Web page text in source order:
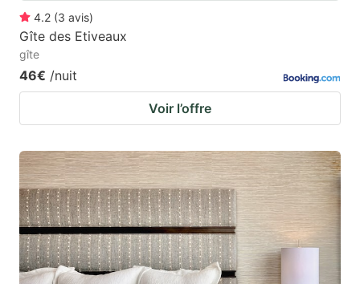
4.2 (3 avis)
Gîte des Etiveaux
gîte
46€ /nuit
Voir l’offre